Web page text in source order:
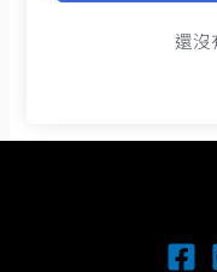
還沒